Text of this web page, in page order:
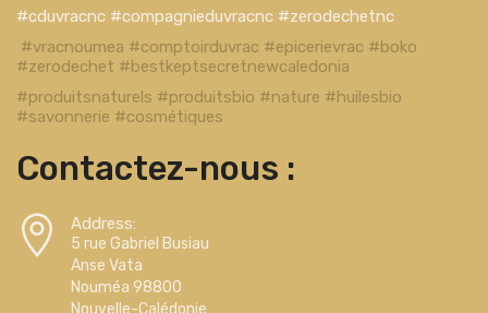
#cduvracnc #compagnieduvracnc #zerodechetnc
#vracnoumea #comptoirduvrac #epicerievrac #boko
#zerodechet #bestkeptsecretnewcaledonia
#produitsnaturels #produitsbio #nature #huilesbio
#savonnerie #cosmétiques
Contactez-nous :
Address:
5 rue Gabriel Busiau
Anse Vata
Nouméa 98800
Nouvelle-Calédonie